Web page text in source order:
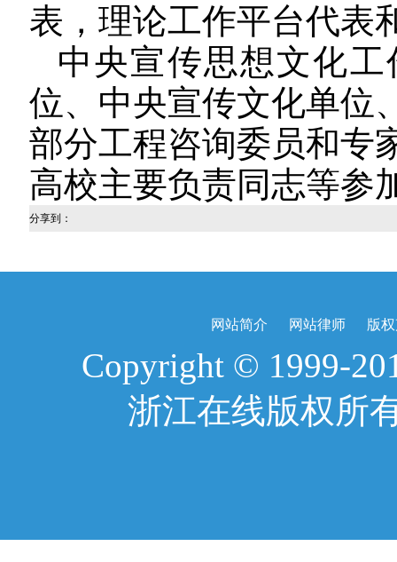
表，理论工作平台代表
中央宣传思想文化
位、中央宣传文化单位
部分工程咨询委员和专
高校主要负责同志等参
分享到：
网站简介 网站律师 版
Copyright © 1999-
浙江在线版权所